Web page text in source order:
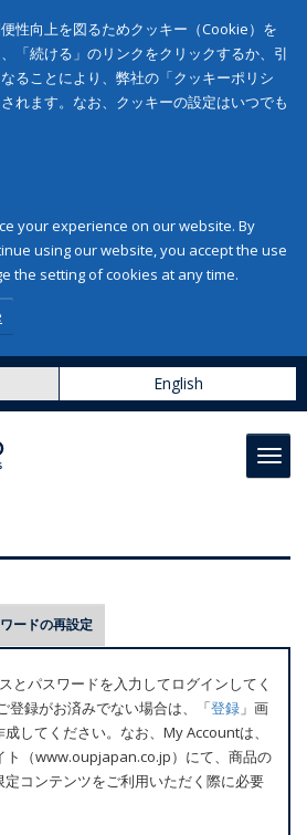
性向上を図るためクッキー（Cookie）を
「続ける」のリンクをクリックするか、引
ることにより、弊社の「クッキーポリシ
れます。なお、クッキーの設定はいつでも
your experience on our website. By
using our website, you accept the use
the setting of cookies at any time.
English
ブなタブ)
ードの再設定
とパスワードを入力してログインしてく
登録がお済みでない場合は、「登録 」画
してください。なお、My Accountは、
ト（www.oupjapan.co.jp）にて、商品の
コンテンツをご利用いただく際に必要